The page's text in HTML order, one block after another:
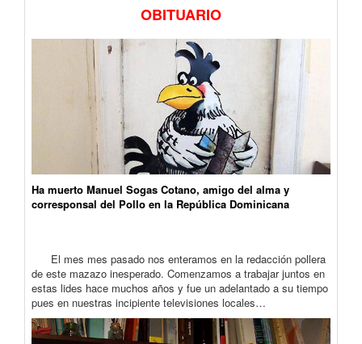
OBITUARIO
Ha muerto Manuel Sogas Cotano, amigo del alma y
corresponsal del Pollo en la República Dominicana
El mes mes pasado nos enteramos en la redacción pollera
de este mazazo inesperado. Comenzamos a trabajar juntos en
estas lides hace muchos años y fue un adelantado a su tiempo
pues en nuestras incipiente televisiones locales…